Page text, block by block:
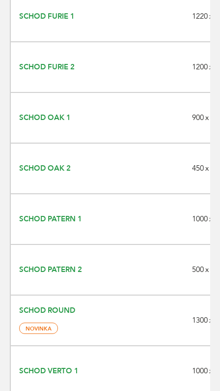
SCHOD FURIE 1 1220 x
SCHOD FURIE 2 1200 x
SCHOD OAK 1 900 x
SCHOD OAK 2 450 x
SCHOD PATERN 1 1000 x
SCHOD PATERN 2 500 x
SCHOD ROUND
NOVINKA
1300 x
SCHOD VERTO 1 1000 x